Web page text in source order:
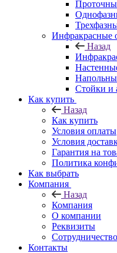
Инфракрасные
Назад
Стойки и
Как купить
Назад
Как купить
Условия оплаты
Условия
Гарантия на
Политика
Как выбрать
Компания
Назад
Компания
О компании
Реквизиты
Сотрудничество
Контакты